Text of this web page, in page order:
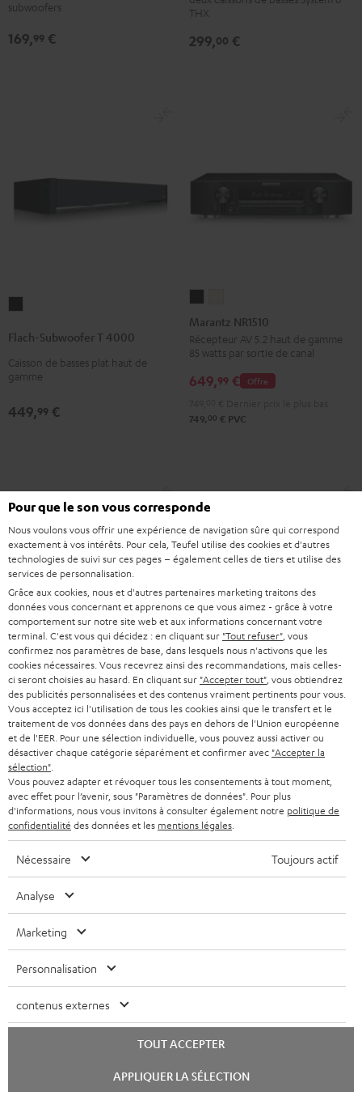
cinéma
"Performance"
subwoofers
169,99 €
fil
System
THX
299,00 €
T
4000
Noir
Flach-Subwoofer T 4000
Caisson de basses plat haut de
gamme
449,99 €
NR1510
Noir
NR1510
Argent-
Or
Marantz NR1510
Récepteur AV 5.2 haut de gamme
85 watts par sortie de canal
Offre
649,99 €
749, 00 € PVC
Pied
de
support
AC
3001
SP
Noir
Pied de support AC 3001 SP
Pied de support pour enceintes
colonnes hifis et mini haut-parleurs
74,99€
Pied
de
support
AC
3001
(paire)
Noir
Pied de support AC 3001 SP
(paire)
Pied de support pour enceintes
colonnes hifi et enceintes
compactes
149,00€
Récepteur
pour
caisson
Récepteur pour caisson de
basses sans fil
chat
Pour que le son vous corresponde
Nous voulons vous offrir une expérience de navigation sûre qui correspond
exactement à vos intérêts. Pour cela, Teufel utilise des cookies et d'autres
technologies de suivi sur ces pages – également celles de tiers et utilise des
services de personnalisation.
Grâce aux cookies, nous et d'autres partenaires marketing traitons des
données vous concernant et apprenons ce que vous aimez - grâce à votre
comportement sur notre site web et aux informations concernant votre
terminal. C'est vous qui décidez : en cliquant sur "Tout refuser" , vous
confirmez nos paramètres de base, dans lesquels nous n'activons que les
cookies nécessaires. Vous recevrez ainsi des recommandations, mais celles-
ci seront choisies au hasard. En cliquant sur "Accepter tout" , vous obtiendrez
des publicités personnalisées et des contenus vraiment pertinents pour vous.
Vous acceptez ici l'utilisation de tous les cookies ainsi que le transfert et le
traitement de vos données dans des pays en dehors de l'Union européenne
et de l'EER. Pour une sélection individuelle, vous pouvez aussi activer ou
désactiver chaque catégorie séparément et confirmer avec "Accepter la
sélection"
Vous pouvez adapter et révoquer tous les consentements à tout moment,
avec effet pour l’avenir, sous "Paramètres de données". Pour plus
d'informations, nous vous invitons à consulter également notre politique de
confidentialité des données et les mentions légales
Nécessaire Toujours actif
Analyse
Marketing
Personnalisation
contenus externes
TOUT ACCEPTER
APPLIQUER LA SÉLECTION